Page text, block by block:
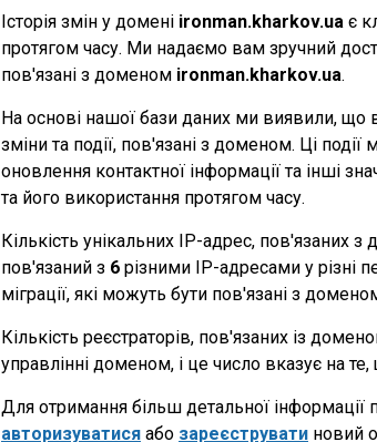
Історія змін у домені ironman.kharkov.ua є
протягом часу. Ми надаємо вам зручний
пов'язані з доменом ironman.kharkov.ua.
На основі нашої бази даних ми виявили, що
зміни та події, пов'язані з доменом. Ці
оновлення контактної інформації та інші
та його використання протягом часу.
Кількість унікальних IP-адрес, пов'язаних
пов'язаний з 6 різними IP-адресами у різні
міграції, які можуть бути пов'язані з
Кількість реєстраторів, пов'язаних із
управлінні доменом, і це число вказує на
Для отримання більш детальної інформації
авторизуватися або зареєструвати новий